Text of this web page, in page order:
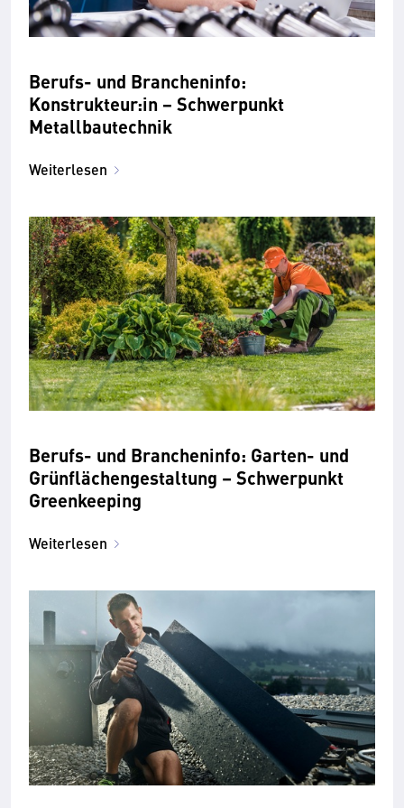
Berufs- und Brancheninfo:
Konstrukteur:in − Schwerpunkt
Metallbautechnik
Weiterlesen
Berufs- und Brancheninfo: Garten- und
Grünflächengestaltung – Schwerpunkt
Greenkeeping
Weiterlesen